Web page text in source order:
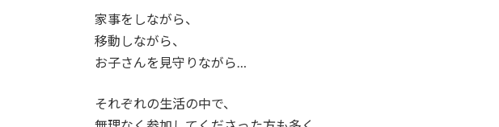
家事をしながら、
移動しながら、
お子さんを見守りながら…
それぞれの生活の中で、